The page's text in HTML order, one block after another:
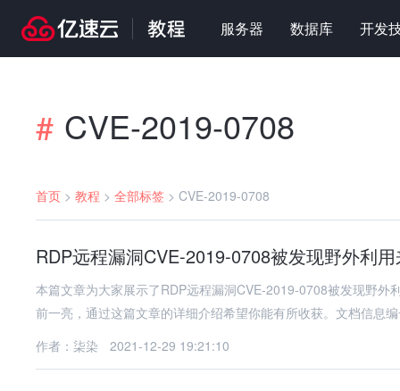
服务器 数据库 开发
# CVE-2019-0708
首页 > 教程 > 全部标签 > CVE-2019-0708
RDP远程漏洞CVE-2019-0708被发现野外利
本篇文章为大家展示了RDP远程漏洞CVE-2019-0708被发现野
前一亮，通过这篇文章的详细介绍希望你能有所收获。文档信息
作者：柒染
2021-12-29 19:21:10